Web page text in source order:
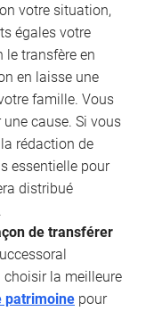
votre situation,
égales votre
le transfère en
en laisse une
famille. Vous
cause. Si vous
rédaction de
essentielle pour
distribué
de transférer
choisir la meilleure
patrimoine pour